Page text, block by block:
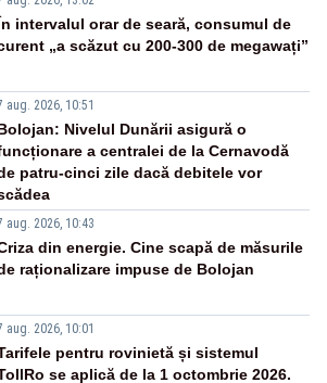
intervalul orar de seară, consumul de
„a scăzut cu 200-300 de megawați”
aug. 2026, 10:51
Nivelul Dunării asigură o
a centralei de la Cernavodă
patru-cinci zile dacă debitele vor
aug. 2026, 10:43
din energie. Cine scapă de măsurile
raționalizare impuse de Bolojan
aug. 2026, 10:01
pentru rovinietă și sistemul
se aplică de la 1 octombrie 2026.